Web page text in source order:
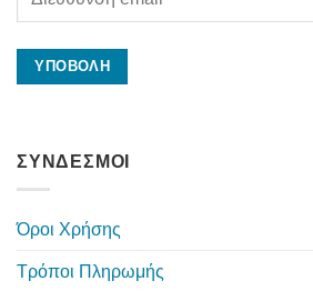
ΣΥΝΔΕΣΜΟΙ
Όροι Χρήσης
Τρόποι Πληρωμής